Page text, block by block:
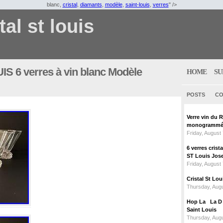
blanc, cristal, diamants modèle, saint-louis verres" />
st louis
6 verres à vin blanc Modèle HOME
POSTS
Verre vin du
Friday,
6 verres
ST Louis
Friday,
Cristal St
Thursday,
Hop La La D
Saint Louis
Thursday,